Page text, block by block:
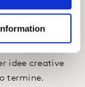
idee creative
termine.